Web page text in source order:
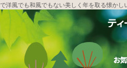
風でも和風でもない美しく年を取る懐かし